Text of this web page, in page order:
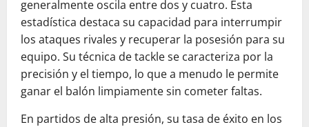
generalmente oscila entre dos y cuatro. Esta
estadística destaca su capacidad para interrumpir
los ataques rivales y recuperar la posesión para su
equipo. Su técnica de tackle se caracteriza por la
precisión y el tiempo, lo que a menudo le permite
ganar el balón limpiamente sin cometer faltas.
En partidos de alta presión, su tasa de éxito en los